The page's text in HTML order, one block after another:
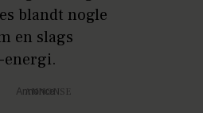
blandt nogle
en slags
energi.
Annonce